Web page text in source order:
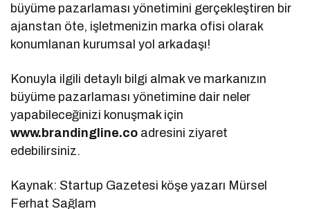
büyüme pazarlaması yönetimini gerçekleştiren bir
ajanstan öte, işletmenizin marka ofisi olarak
konumlanan kurumsal yol arkadaşı!
Konuyla ilgili detaylı bilgi almak ve markanızın
büyüme pazarlaması yönetimine dair neler
yapabileceğinizi konuşmak için
www.brandingline.co adresini ziyaret
edebilirsiniz.
Kaynak: Startup Gazetesi köşe yazarı Mürsel
Ferhat Sağlam